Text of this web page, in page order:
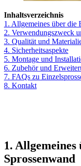
Inhaltsverzeichnis
1. Allgemeines über die
2. Verwendungszweck
3. Qualität und
4. Sicherheitsaspekte
5. Montage und
6. Zubehör und
7. FAQs zu
8. Kontakt
1.
Sprossenwand